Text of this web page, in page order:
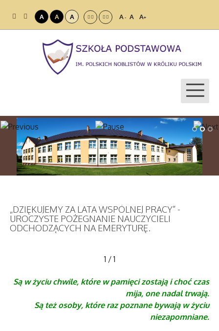
A A A A- A A+
„DZIĘKUJEMY ZA LATA WSPÓLNEJ PRACY” -
UROCZYSTE POŻEGNANIE NAUCZYCIELI
ODCHODZĄCYCH NA EMERYTURĘ.
1 /1
Są w życiu chwile, które w pamięci zostają i choć czas
mija, one nadal trwają.
Są też osoby, które raz poznane bywają w życiu
niezapomniane.